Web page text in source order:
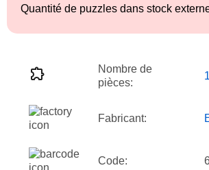
Quantité de puzzles dans stock
Nombre de
pièces:
Fabricant:
Code: